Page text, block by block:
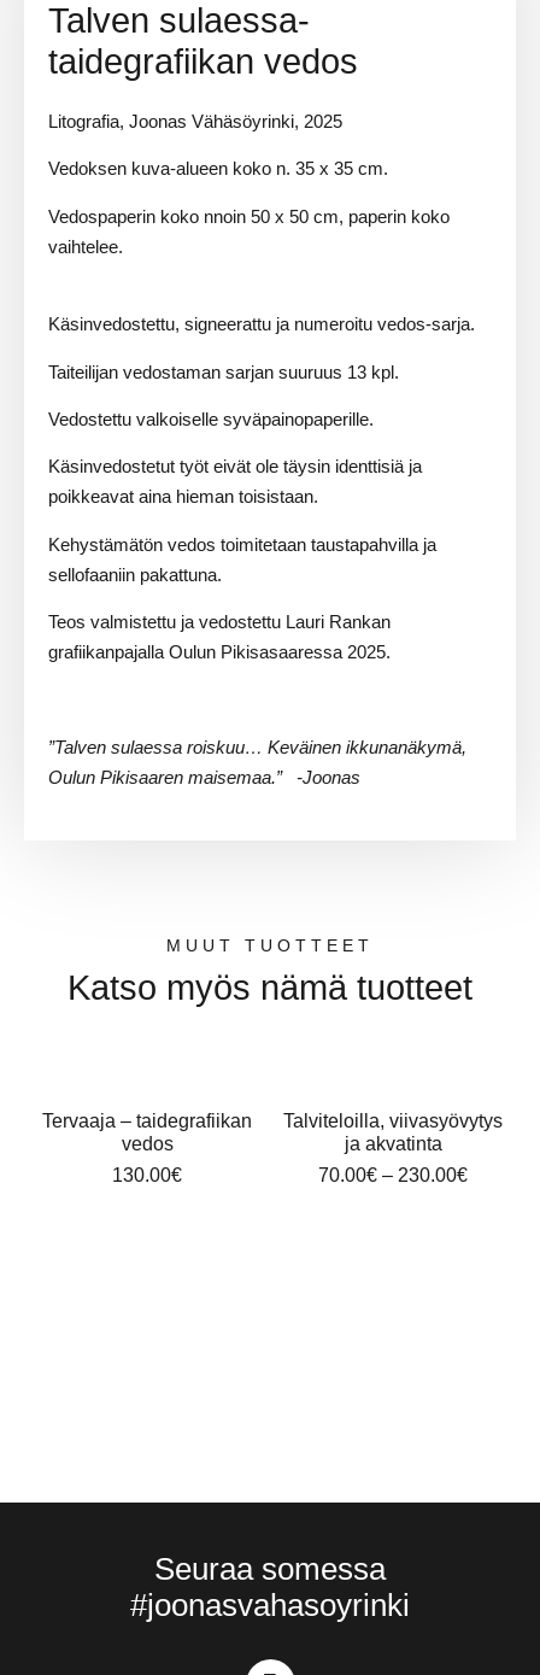
Talven sulaessa-
taidegrafiikan vedos
Litografia, Joonas Vähäsöyrinki, 2025
Vedoksen kuva-alueen koko n. 35 x 35 cm.
Vedospaperin koko nnoin 50 x 50 cm, paperin koko
vaihtelee.
Käsinvedostettu, signeerattu ja numeroitu vedos-sarja.
Taiteilijan vedostaman sarjan suuruus 13 kpl.
Vedostettu valkoiselle syväpainopaperille.
Käsinvedostetut työt eivät ole täysin identtisiä ja
poikkeavat aina hieman toisistaan.
Kehystämätön vedos toimitetaan taustapahvilla ja
sellofaaniin pakattuna.
Teos valmistettu ja vedostettu Lauri Rankan
grafiikanpajalla Oulun Pikisasaaressa 2025.
”Talven sulaessa roiskuu… Keväinen ikkunanäkymä,
Oulun Pikisaaren maisemaa.” -Joonas
MUUT TUOTTEET
Katso myös nämä tuotteet
Tervaaja – taidegrafiikan
vedos
130.00€
Talviteloilla, viivasyövytys
ja akvatinta
70.00€ – 230.00€
Seuraa somessa
#joonasvahasoyrinki